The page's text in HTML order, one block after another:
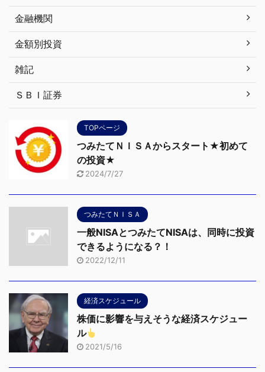
金融機関
金額別投資
雑記
ＳＢＩ証券
TOPページ
つみたてＮＩＳＡからスタート★初めて
の投資★
2024/7/27
つみたてＮＩＳＡ
一般NISAとつみたてNISAは、同時に投資
できるようになる？！
2022/12/11
経済スケジュール
株価に影響を与えそうな経済スケジュー
ル
2021/5/16